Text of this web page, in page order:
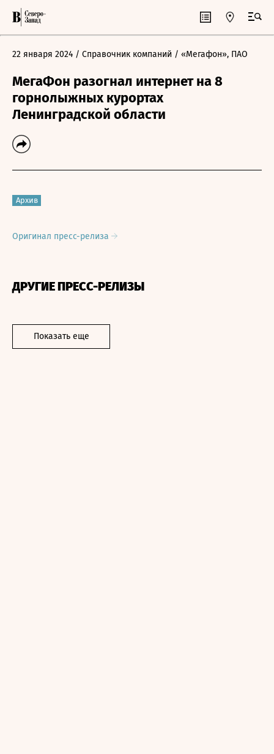
22 января 2024 / Справочник компаний / «Мегафон», ПАО
МегаФон разогнал интернет на 8
горнолыжных курортах
Ленинградской области
Архив
Оригинал пресс-релиза
ДРУГИЕ ПРЕСС-РЕЛИЗЫ
Показать еще